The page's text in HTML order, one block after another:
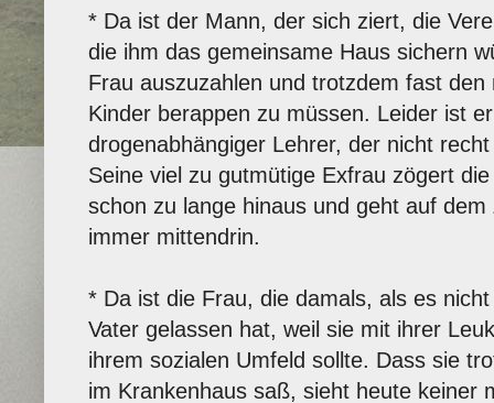
* Da ist der Mann, der sich ziert, die
die ihm das gemeinsame Haus sichern
Frau auszuzahlen und trotzdem fast
Kinder berappen zu müssen. Leider ist
drogenabhängiger Lehrer, der nicht
Seine viel zu gutmütige Exfrau zögert
schon zu lange hinaus und geht auf
immer mittendrin.
* Da ist die Frau, die damals, als es
Vater gelassen hat, weil sie mit ihrer
ihrem sozialen Umfeld sollte. Dass sie
im Krankenhaus saß, sieht heute keiner